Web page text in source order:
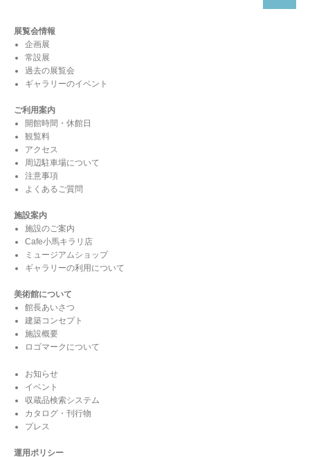
ペ
ジ
送
り
展覧会情報
企画展
常設展
過去の展覧会
ギャラリーのイベント
ご利用案内
開館時間・休館日
観覧料
アクセス
周辺駐車場について
注意事項
よくあるご質問
施設案内
施設のご案内
Cafe小馬キラリ店
ミュージアムショップ
ギャラリーの利用について
美術館について
館長あいさつ
建築コンセプト
施設概要
ロゴマークについて
お知らせ
イベント
収蔵品検索システム
カタログ・刊行物
プレス
運用ポリシー